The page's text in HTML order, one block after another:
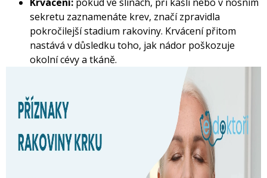
sekretu zaznamenáte krev, značí zpravidla
pokročilejší stadium rakoviny. Krvácení přitom
nastává v důsledku toho, jak nádor poškozuje
okolní cévy a tkáně.